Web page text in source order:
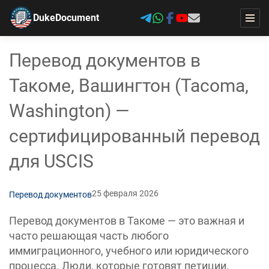
DukeDocument
Перевод документов в
Такоме, Вашингтон (Tacoma,
Washington) —
сертифицированный перевод
для USCIS
Перевод документов25 февраля 2026
Перевод документов в Такоме — это важная и
часто решающая часть любого
иммиграционного, учебного или юридического
процесса. Люди, которые готовят петиции,